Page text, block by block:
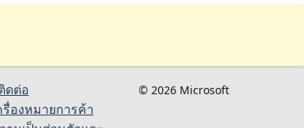
ดต่อ
รื่องหมายการค้า
© 2026 Microsoft